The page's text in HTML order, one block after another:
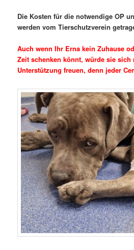
Die Kosten für die notwendige OP
werden vom Tierschutzverein
Auch wenn Ihr Erna kein Zuhause
Zeit schenken könnt, würde sie
Unterstützung freuen, denn jeder